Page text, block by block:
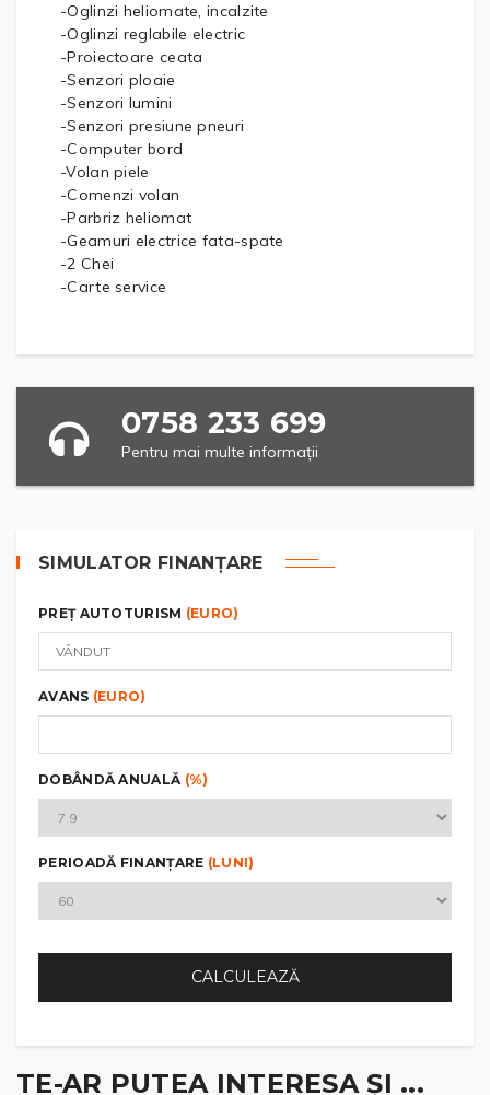
-Oglinzi heliomate, incalzite
-Oglinzi reglabile electric
-Proiectoare ceata
-Senzori ploaie
-Senzori lumini
-Senzori presiune pneuri
-Computer bord
-Volan piele
-Comenzi volan
-Parbriz heliomat
-Geamuri electrice fata-spate
-2 Chei
-Carte service
0758 233 699
Pentru mai multe informații
SIMULATOR FINANȚARE
PREȚ AUTOTURISM (EURO)
AVANS (EURO)
DOBÂNDĂ ANUALĂ (%)
PERIOADĂ FINANȚARE (LUNI)
CALCULEAZĂ
TE-AR PUTEA INTERESA ȘI ...